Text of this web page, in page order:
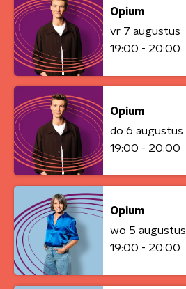
Opium
vr 7 augustus
19:00 - 20:00
Opium
do 6 augustus
19:00 - 20:00
Opium
wo 5 augustus
19:00 - 20:00